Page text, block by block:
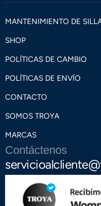
MANTENIMIENTO DE
SHOP
POLÍTICAS DE CAMBIO
POLÍTICAS DE ENVÍO
CONTACTO
SOMOS TROYA
MARCAS
Contáctenos